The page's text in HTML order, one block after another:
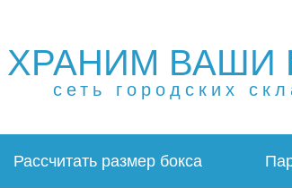
в Москве и МО. Склад временного
в Москве и МО. Склад временного хранения.
ХРАНИМ ВАШИ
сеть городских
Рассчитать размер бокса